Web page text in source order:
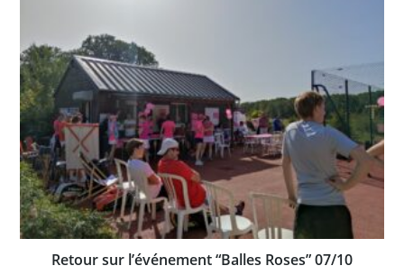
Retour sur l’événement “Balles Roses” 07/10